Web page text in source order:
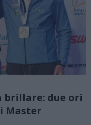
brillare: due ori
Master